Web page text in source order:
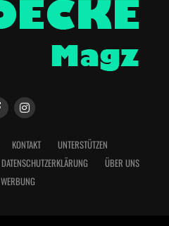
KONTAKT
UNTERSTÜTZEN
DATENSCHUTZERKLÄRUNG
ÜBER UNS
WERBUNG